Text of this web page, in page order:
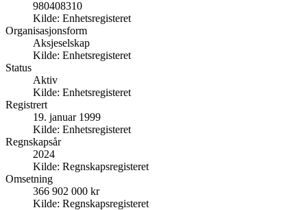
980408310
Kilde: Enhetsregisteret
Organisasjonsform
Aksjeselskap
Kilde: Enhetsregisteret
Status
Aktiv
Kilde: Enhetsregisteret
Registrert
19. januar 1999
Kilde: Enhetsregisteret
Regnskapsår
2024
Kilde: Regnskapsregisteret
Omsetning
366 902 000 kr
Kilde: Regnskapsregisteret